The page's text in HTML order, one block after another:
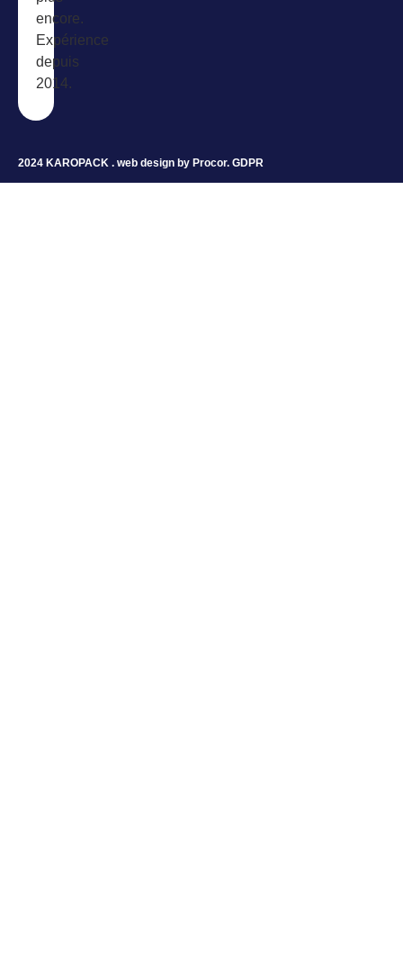
encore.
Expérience
depuis
2014.
2024 KAROPACK . web design by Procor. GDPR